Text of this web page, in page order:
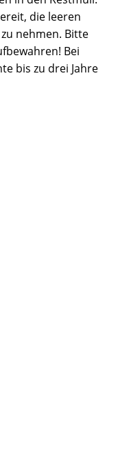
die leeren
nehmen. Bitte
Bei
bis zu drei Jahre